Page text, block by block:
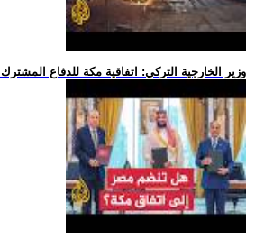
.. وزير الخارجية التركي: اتفاقية مكة للدفاع